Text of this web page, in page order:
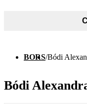
BORS/Bódi
Bódi